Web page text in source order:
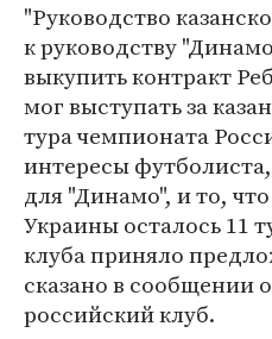
"Руководство
к руководству
выкупить контракт
мог выступать за
тура чемпионата
интересы
для "Динамо", и то,
Украины осталось 11
клуба приняло
сказано в сообщении
российский клуб.